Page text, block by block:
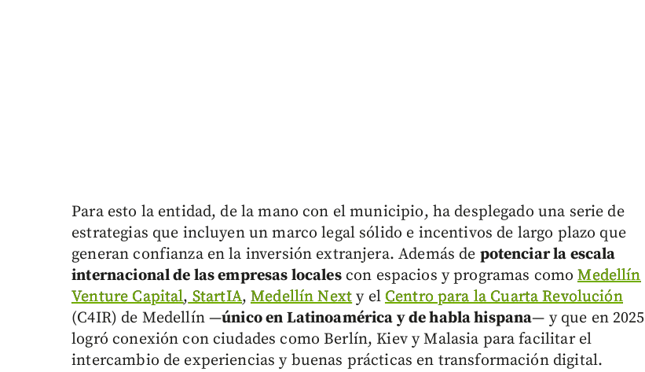
Para esto la entidad, de la mano con el municipio, ha desplegado una serie de
estrategias que incluyen un marco legal sólido e incentivos de largo plazo que
generan confianza en la inversión extranjera. Además de potenciar la escala
internacional de las empresas localescon espacios y programas comoMedellín
Venture Capital,StartIA,Medellín Nexty el Centro para la Cuarta Revolución
(C4IR) de Medellín —único en Latinoamérica y de habla hispana— y que en 2025
logró conexión con ciudades como Berlín, Kiev y Malasia para facilitar el
intercambio de experiencias y buenas prácticas en transformación digital.